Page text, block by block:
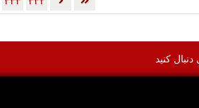
کنید